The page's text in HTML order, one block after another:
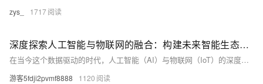
zys_ 1717
深度探索人工智能与物联网的融合：构建未来智能生态系统###
在当今这个数据驱动的时代，人工智能（AI）与物联网（IoT）的深度融合正引领着一场前所未有的技术革命。本文旨在深入剖析这一融合背后的技术原理、探讨其在不同领域的应用实例及面临的挑战与机遇，为读者描绘一幅关于未来智能生态系统的宏伟蓝图。通过技术创新的视角，我们不仅揭示了AI与IoT结合的强大潜力，也展望了它们如何共同塑造一个更加高效、可持续且互联的世界。 ###
游客5fdji2pvmf8888 1120